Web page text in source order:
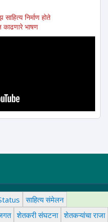
साहित्य निर्माण होते
काढणारे भाषण
साहित्य संमेलन
शेतकरी संघटना शेतकऱ्यांचा राजा